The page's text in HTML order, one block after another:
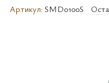
Артикул: SMD0100S